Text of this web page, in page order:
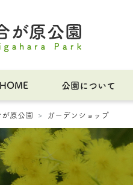
HOME 公園について
が原公園 ガーデンショップ